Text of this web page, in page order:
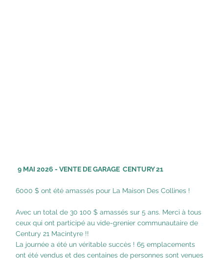
9 MAI 2026 - VENTE DE GARAGE CENTURY 21
6000 $ ont été amassés pour La Maison Des Collines !
Avec un total de 30 100 $ amassés sur 5 ans. Merci à tous
ceux qui ont participé au vide-grenier communautaire de
Century 21 Macintyre !!
La journée a été un véritable succès ! 65 emplacements
ont été vendus et des centaines de personnes sont venues